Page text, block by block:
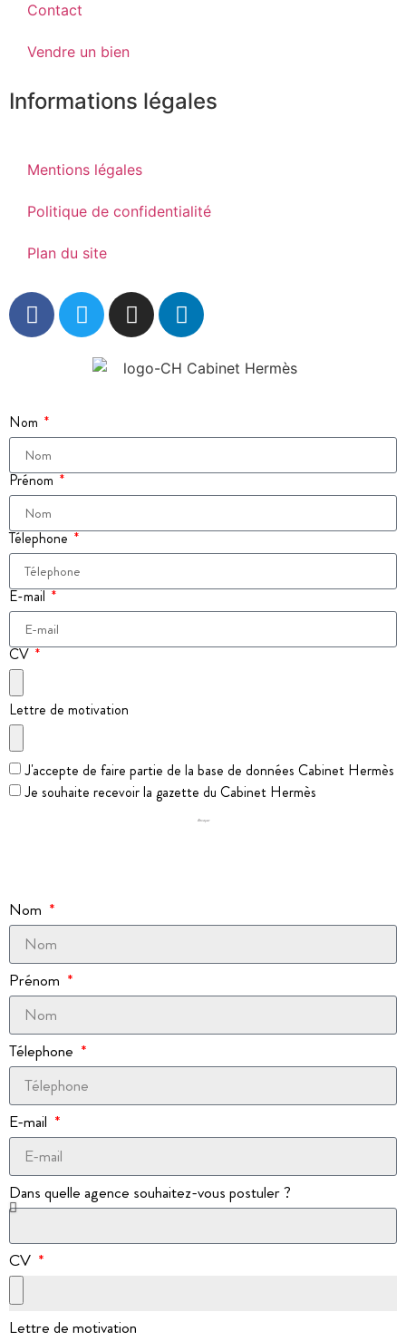
Contact
Vendre un bien
Informations légales
Mentions légales
Politique de confidentialité
Plan du site
Nom
Prénom
Télephone
E-mail
CV
Lettre de motivation
J'accepte de faire partie de la base de données Cabinet Hermès
Je souhaite recevoir la gazette du Cabinet Hermès
Envoyer
Nom
Prénom
Télephone
E-mail
Dans quelle agence souhaitez-vous postuler ?
CV
Lettre de motivation